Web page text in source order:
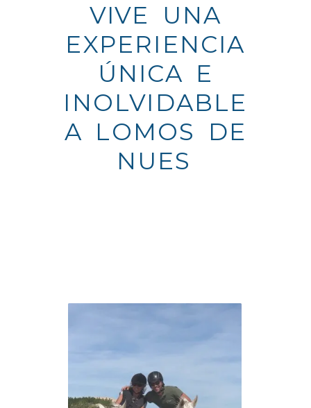
VIVE UNA
EXPERIENCIA
ÚNICA E
INOLVIDABLE
A LOMOS DE
NUESTROS